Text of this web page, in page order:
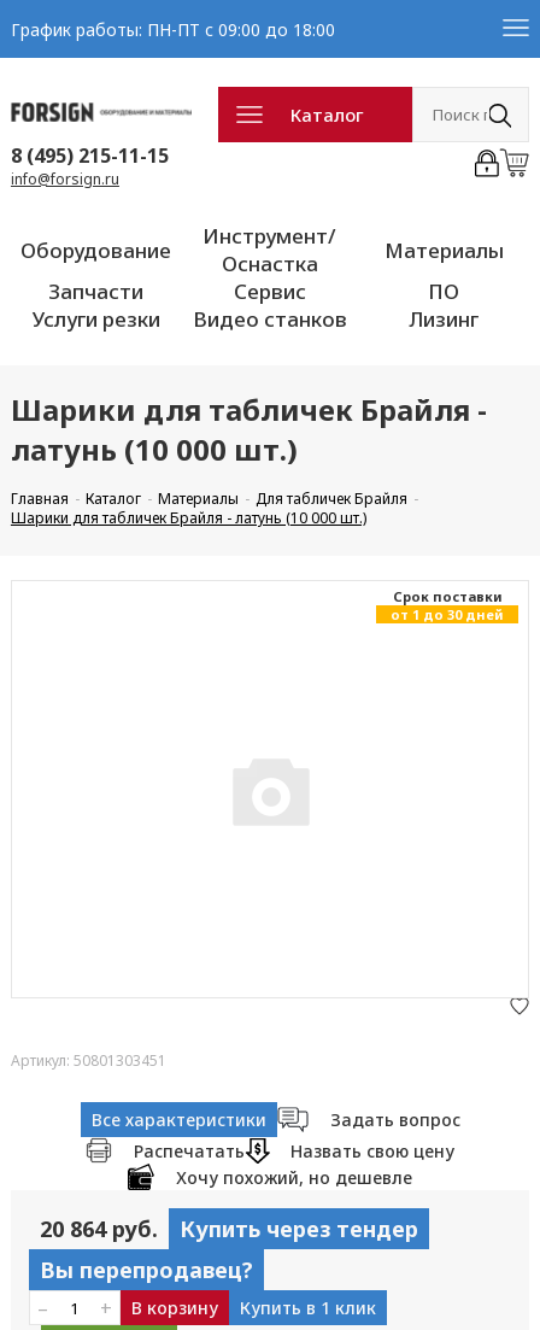
График работы: ПН-ПТ с 09:00 до 18:00
Каталог
8 (495) 215-11-15
info@forsign.ru
Оборудование
Инструмент/
Оснастка
Материалы
Запчасти
Сервис
ПО
Услуги резки
Видео станков Лизинг
Шарики для табличек Брайля -
латунь (10 000 шт.)
Главная Каталог Материалы
Для табличек Брайля
Шарики для табличек Брайля - латунь (10 000 шт.)
Cрок поставки
от 1 до 30 дней
Артикул: 50801303451
Все характеристики
Задать вопрос
Распечатать
Назвать свою цену
Хочу похожий, но дешевле
20 864 руб.
Купить через тендер
Вы перепродавец?
– + В корзину Купить в 1 клик